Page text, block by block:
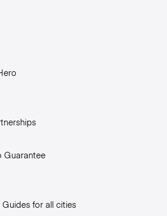
Guarantee
Guides for all cities